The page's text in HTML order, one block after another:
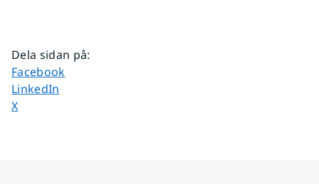
Dela sidan på:
Dela sidan på
Facebook
Dela sidan på
LinkedIn
Dela sidan på
X